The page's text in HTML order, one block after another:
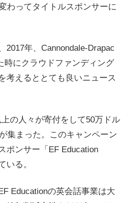
わってタイトルスポンサーに
2017年、Cannondale-Drapac
時にクラウドファンディング
考えるととても良いニュース
の人々が寄付をして50万ドル
集まった。このキャンペーン
ポンサー「EF Education
いる。
Educationの英会話事業は大